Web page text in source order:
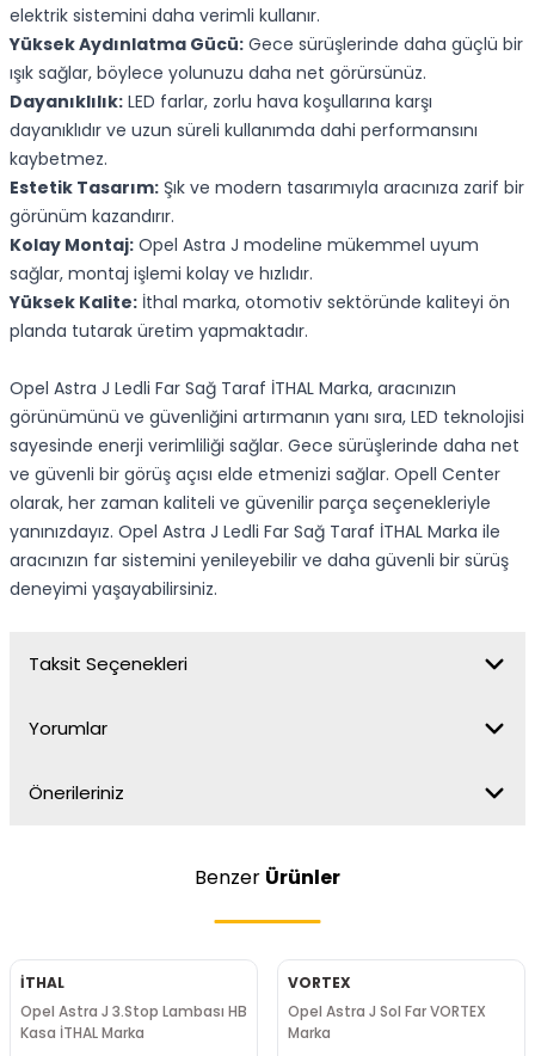
elektrik sistemini daha verimli kullanır.
Yüksek Aydınlatma Gücü: Gece sürüşlerinde daha güçlü bir
ışık sağlar, böylece yolunuzu daha net görürsünüz.
Dayanıklılık: LED farlar, zorlu hava koşullarına karşı
dayanıklıdır ve uzun süreli kullanımda dahi performansını
kaybetmez.
Estetik Tasarım: Şık ve modern tasarımıyla aracınıza zarif bir
görünüm kazandırır.
Kolay Montaj: Opel Astra J modeline mükemmel uyum
sağlar, montaj işlemi kolay ve hızlıdır.
Yüksek Kalite: İthal marka, otomotiv sektöründe kaliteyi ön
planda tutarak üretim yapmaktadır.
Opel Astra J Ledli Far Sağ Taraf İTHAL Marka, aracınızın
görünümünü ve güvenliğini artırmanın yanı sıra, LED teknolojisi
sayesinde enerji verimliliği sağlar. Gece sürüşlerinde daha net
ve güvenli bir görüş açısı elde etmenizi sağlar. Opell Center
olarak, her zaman kaliteli ve güvenilir parça seçenekleriyle
yanınızdayız. Opel Astra J Ledli Far Sağ Taraf İTHAL Marka ile
aracınızın far sistemini yenileyebilir ve daha güvenli bir sürüş
deneyimi yaşayabilirsiniz.
Taksit Seçenekleri
Yorumlar
Önerileriniz
Benzer Ürünler
İTHAL
Opel Astra J 3.Stop Lambası HB
Kasa İTHAL Marka
VORTEX
Opel Astra J Sol Far VORTEX
Marka